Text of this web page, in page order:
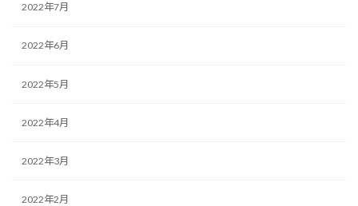
2022年7月
2022年6月
2022年5月
2022年4月
2022年3月
2022年2月